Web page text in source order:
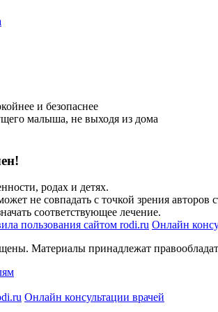
и безопаснее
малыша, не выходя из дома
родах и детях.
не совпадать с точкой зрения
соответствующее лечение.
пользования сайтом rodi.ru Онлайн
Материалы принадлежат
Онлайн консультации врачей